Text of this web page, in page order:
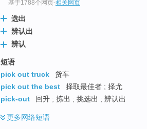
基于1788个网页-相关网页
选出
辨认出
辨认
短语
pick out truck
货车
pick out the best
择取最佳者 ; 择尤
pick-out
回升 ; 拣出 ; 挑选出 ; 辨认出
更多网络短语